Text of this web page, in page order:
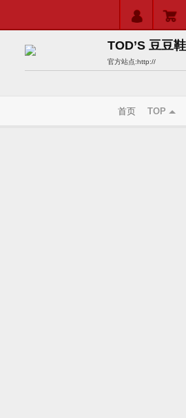
TOD’S 豆豆鞋
官方站点:http://
首页 TOP